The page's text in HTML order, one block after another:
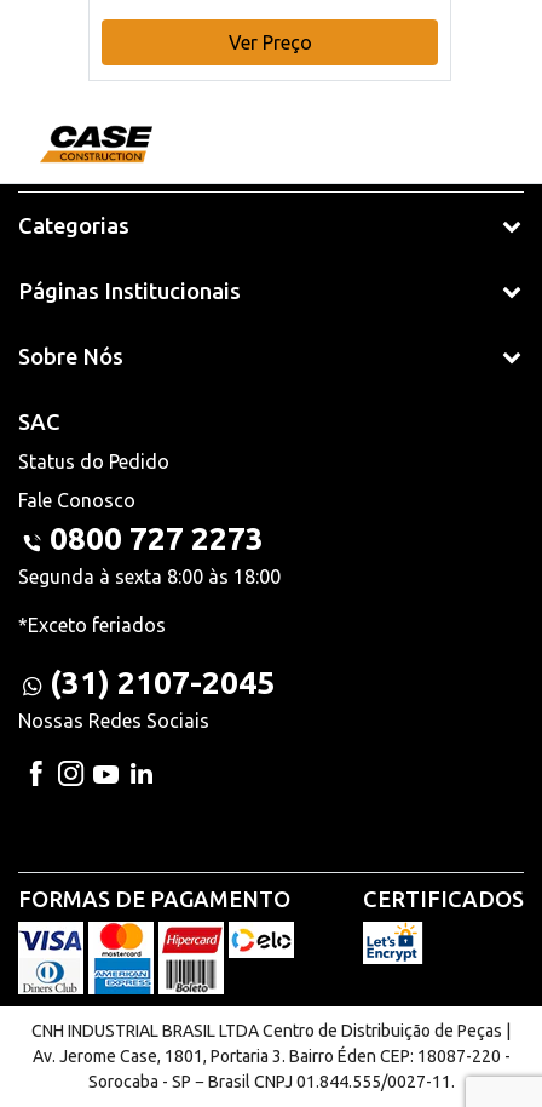
Ver Preço
Categorias
Páginas Institucionais
Sobre Nós
SAC
Status do Pedido
Fale Conosco
0800 727 2273
Segunda à sexta 8:00 às 18:00
*Exceto feriados
(31) 2107-2045
Nossas Redes Sociais
FORMAS DE PAGAMENTO CERTIFICADOS
CNH INDUSTRIAL BRASIL LTDA Centro de Distribuição de Peças |
Av. Jerome Case, 1801, Portaria 3. Bairro Éden CEP: 18087-220 -
Sorocaba - SP − Brasil CNPJ 01.844.555/0027-11.